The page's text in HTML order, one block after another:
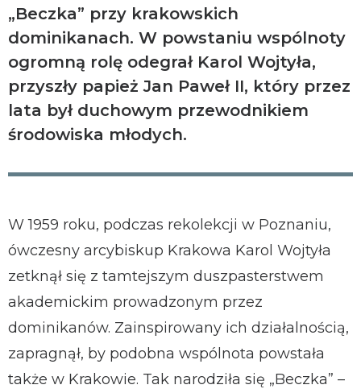
„Beczka” przy krakowskich
dominikanach. W powstaniu wspólnoty
ogromną rolę odegrał Karol Wojtyła,
przyszły papież Jan Paweł II, który przez
lata był duchowym przewodnikiem
środowiska młodych.
W 1959 roku, podczas rekolekcji w Poznaniu,
ówczesny arcybiskup Krakowa Karol Wojtyła
zetknął się z tamtejszym duszpasterstwem
akademickim prowadzonym przez
dominikanów. Zainspirowany ich działalnością,
zapragnął, by podobna wspólnota powstała
także w Krakowie. Tak narodziła się „Beczka” –